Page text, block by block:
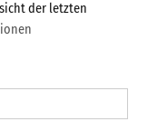
der letzten